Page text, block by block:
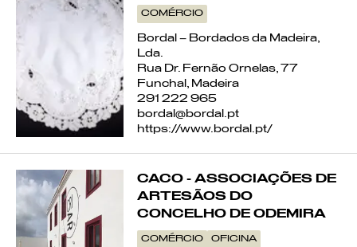
COMÉRCIO
Bordal – Bordados da Madeira,
Lda.
Rua Dr. Fernão Ornelas, 77
Funchal, Madeira
291 222 965
bordal@bordal.pt
https://www.bordal.pt/
CACO - ASSOCIAÇÕES DE
ARTESÃOS DO
CONCELHO DE ODEMIRA
COMÉRCIO OFICINA